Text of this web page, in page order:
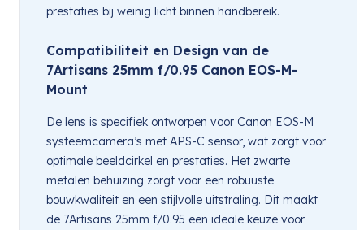
prestaties bij weinig licht binnen handbereik.
Compatibiliteit en Design van de
7Artisans 25mm f/0.95 Canon EOS-M-
Mount
De lens is specifiek ontworpen voor Canon EOS-M
systeemcamera’s met APS-C sensor, wat zorgt voor
optimale beeldcirkel en prestaties. Het zwarte
metalen behuizing zorgt voor een robuuste
bouwkwaliteit en een stijlvolle uitstraling. Dit maakt
de 7Artisans 25mm f/0.95 een ideale keuze voor